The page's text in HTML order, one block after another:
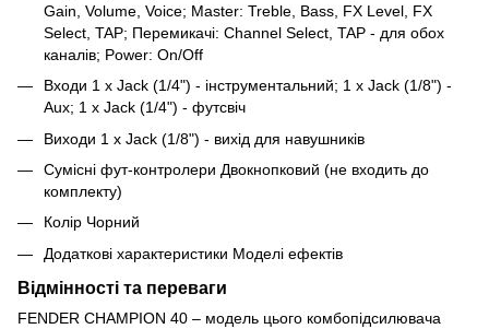
Gain, Volume, Voice; Master: Treble, Bass, FX Level, FX
Select, TAP; Перемикачі: Channel Select, TAP - для обох
каналів; Power: On/Off
Входи 1 x Jack (1/4") - інструментальний; 1 x Jack (1/8") -
Aux; 1 x Jack (1/4") - футсвіч
Виходи 1 x Jack (1/8") - вихід для навушників
Сумісні фут-контролери Двокнопковий (не входить до
комплекту)
Колір Чорний
Додаткові характеристики Моделі ефектів
Відмінності та переваги
FENDER CHAMPION 40 – модель цього комбопідсилювача